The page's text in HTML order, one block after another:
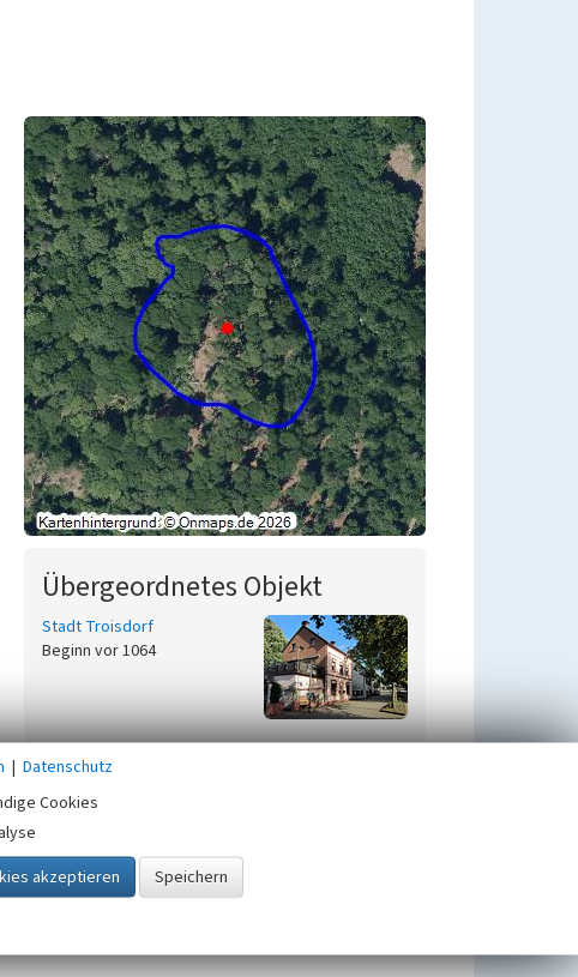
Übergeordnetes Objekt
Stadt Troisdorf
Beginn vor 1064
Zugehörig zu
Kulturlandschaft Wahner
Heide
| Datenschutz
Cookies